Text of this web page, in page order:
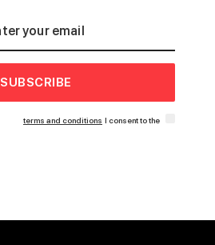
SUBSCRIBE
I consent to the
terms and conditions